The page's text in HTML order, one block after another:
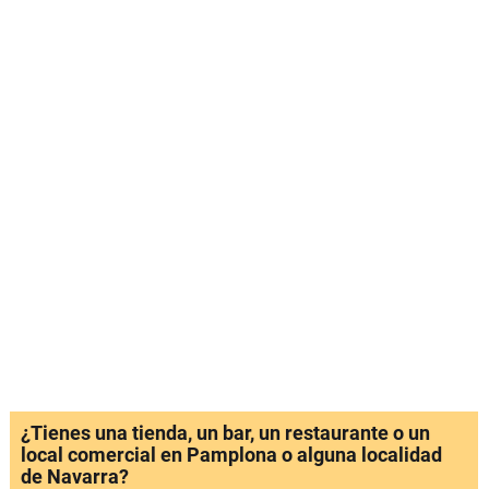
¿Tienes una tienda, un bar, un restaurante o un
local comercial en Pamplona o alguna localidad
de Navarra?